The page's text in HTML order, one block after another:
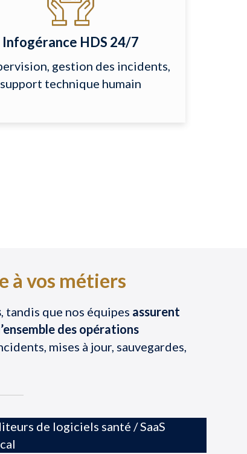
Infogérance HDS 24/7
gestion des incidents,
support technique humain
à vos métiers
, tandis que nos équipes assurent
des opérations
mises à jour, sauvegardes,
de logiciels santé / SaaS